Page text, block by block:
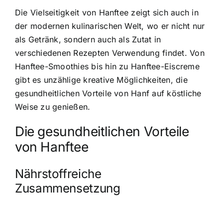
Die Vielseitigkeit von Hanftee zeigt sich auch in
der modernen kulinarischen Welt, wo er nicht nur
als Getränk, sondern auch als Zutat in
verschiedenen Rezepten Verwendung findet. Von
Hanftee-Smoothies bis hin zu Hanftee-Eiscreme
gibt es unzählige kreative Möglichkeiten, die
gesundheitlichen Vorteile von Hanf auf köstliche
Weise zu genießen.
Die gesundheitlichen Vorteile
von Hanftee
Nährstoffreiche
Zusammensetzung